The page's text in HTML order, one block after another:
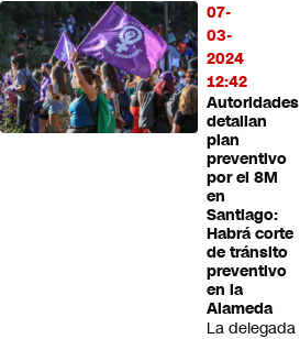
07-
03-
2024
12:42
Autoridades
detallan
plan
preventivo
por el 8M
en
Santiago:
Habrá corte
de tránsito
preventivo
en la
Alameda
La delegada